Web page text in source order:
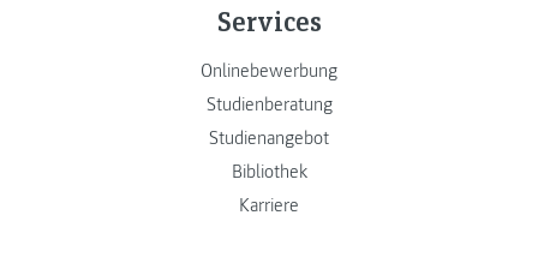
Services
Onlinebewerbung
Studienberatung
Studienangebot
Bibliothek
Karriere